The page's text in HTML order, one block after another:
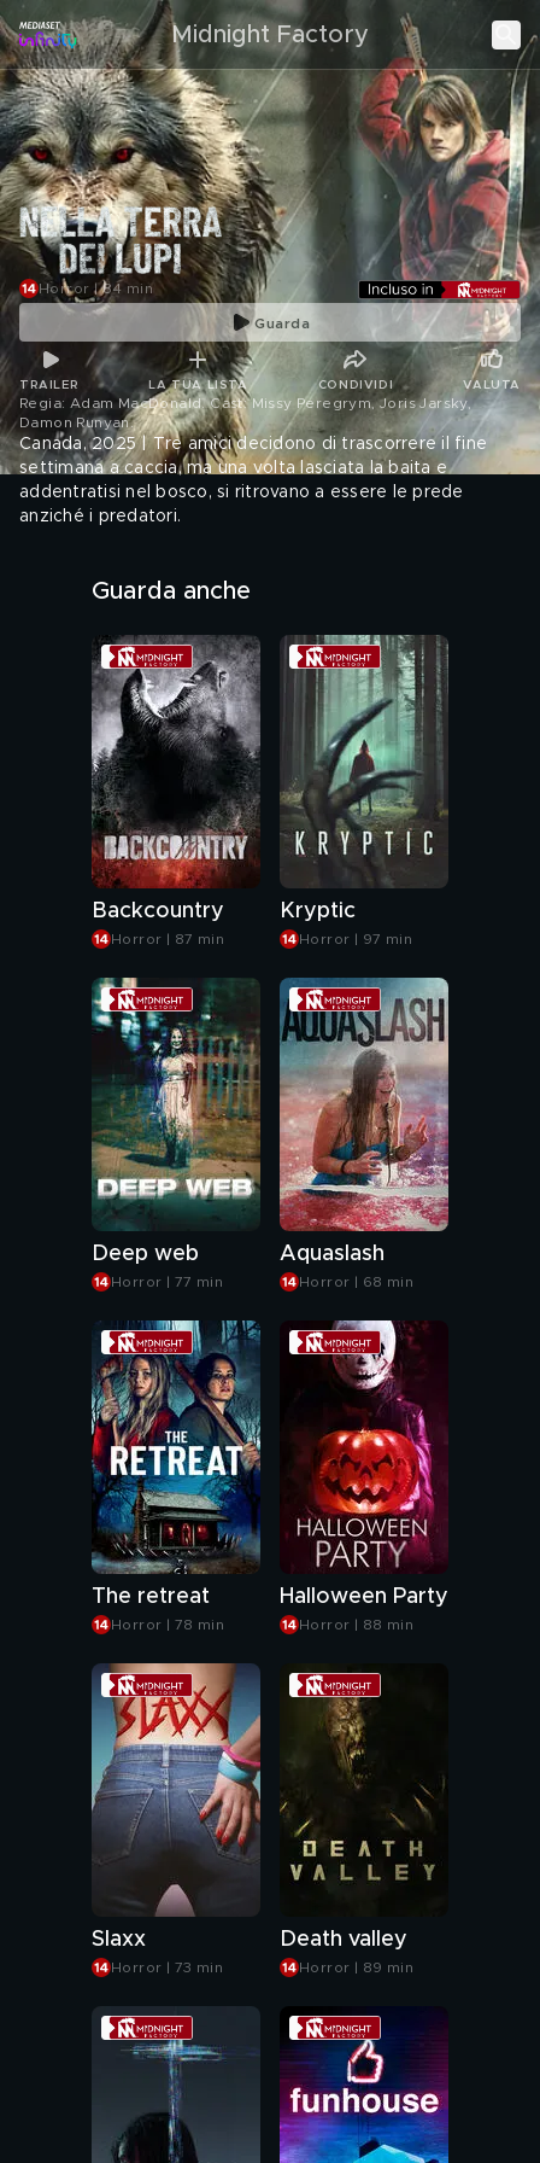
Midnight Factory
Horror | 84 min
Guarda
TRAILER LA TUA LISTA CONDIVIDI VALUTA
Regia: Adam MacDonald. Cast: Missy Peregrym, Joris Jarsky,
Damon Runyan.
Canada, 2025 | Tre amici decidono di trascorrere il fine
settimana a caccia, ma una volta lasciata la baita e
addentratisi nel bosco, si ritrovano a essere le prede
anziché i predatori.
Genere: HorrorGuarda anche
Backcountry
Horror | 87 min
Kryptic
Horror | 97 min
Deep web
Horror | 77 min
Aquaslash
Horror | 68 min
The retreat
Horror | 78 min
Halloween Party
Horror | 88 min
Slaxx
Horror | 73 min
Death valley
Horror | 89 min